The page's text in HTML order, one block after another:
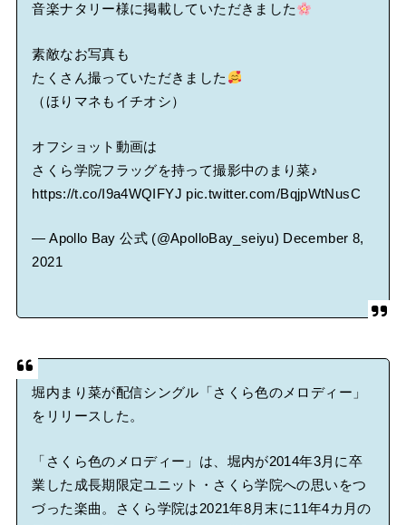
音楽ナタリー様に掲載していただきました
素敵なお写真も
たくさん撮っていただきました
（ほりマネもイチオシ）
オフショット動画は
さくら学院フラッグを持って撮影中のまり菜♪
https://t.co/I9a4WQIFYJ pic.twitter.com/BqjpWtNusC
— Apollo Bay 公式 (@ApolloBay_seiyu) December 8,
2021
堀内まり菜が配信シングル「さくら色のメロディー」
をリリースした。
「さくら色のメロディー」は、堀内が2014年3月に卒
業した成長期限定ユニット・さくら学院への思いをつ
づった楽曲。さくら学院は2021年8月末に11年4カ月の